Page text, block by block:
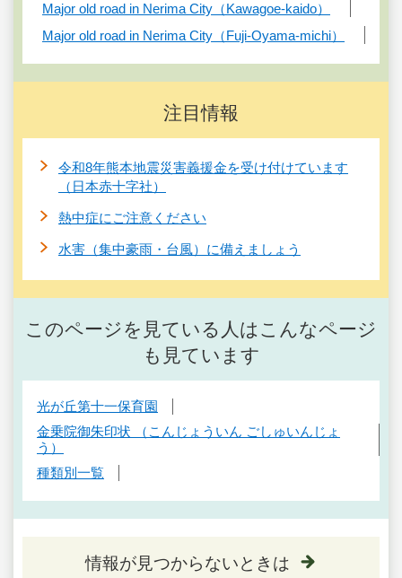
Major old road in Nerima City（Kawagoe-kaido）
Major old road in Nerima City（Fuji-Oyama-michi）
注目情報
令和8年熊本地震災害義援金を受け付けています
（日本赤十字社）
熱中症にご注意ください
水害（集中豪雨・台風）に備えましょう
このページを見ている人はこんなページ
も見ています
光が丘第十一保育園
金乗院御朱印状 （こんじょういん ごしゅいんじょ
う）
種類別一覧
情報が見つからないときは